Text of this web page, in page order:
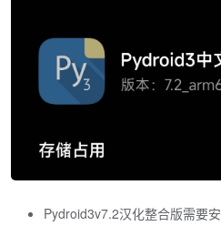
Pydroid3v7.2汉化整合版需要